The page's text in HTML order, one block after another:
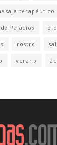
terapéutico
Palacios
rostro
verano